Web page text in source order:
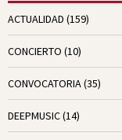
ACTUALIDAD (159)
CONCIERTO (10)
CONVOCATORIA(35)
DEEPMUSIC(14)